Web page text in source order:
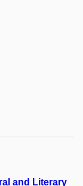
and Literary